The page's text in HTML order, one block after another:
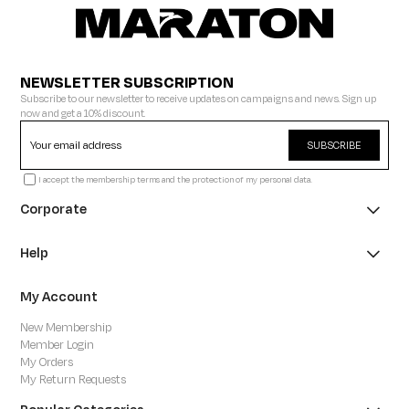
NEWSLETTER SUBSCRIPTION
Subscribe to our newsletter to receive updates on campaigns and news. Sign up
now and get a 10% discount.
SUBSCRIBE
I accept the membership terms and the protection of my personal data.
Corporate
Help
My Account
New Membership
Member Login
My Orders
My Return Requests